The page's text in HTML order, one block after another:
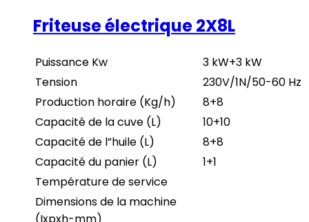
Friteuse électrique 2X8L
Puissance Kw
3 kW+3 kW
Tension
230V/1N/50-60 Hz
Production horaire (Kg/h)
8+8
Capacité de la cuve (L)
10+10
Capacité de l”huile (L)
8+8
Capacité du panier (L)
1+1
Température de service
Dimensions de la machine
(Ixpxh-mm)